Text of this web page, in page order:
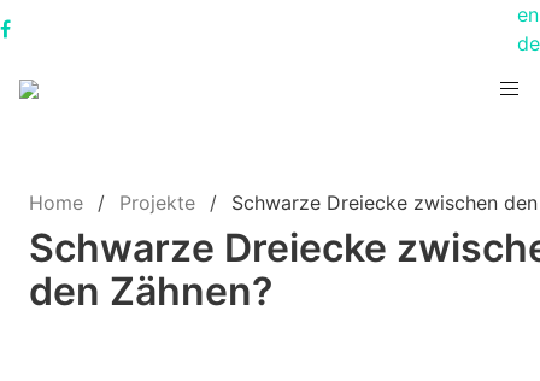
en
de
Home Projekte Schwarze Dreiecke zwischen
Schwarze Dreiecke
den Zähnen?